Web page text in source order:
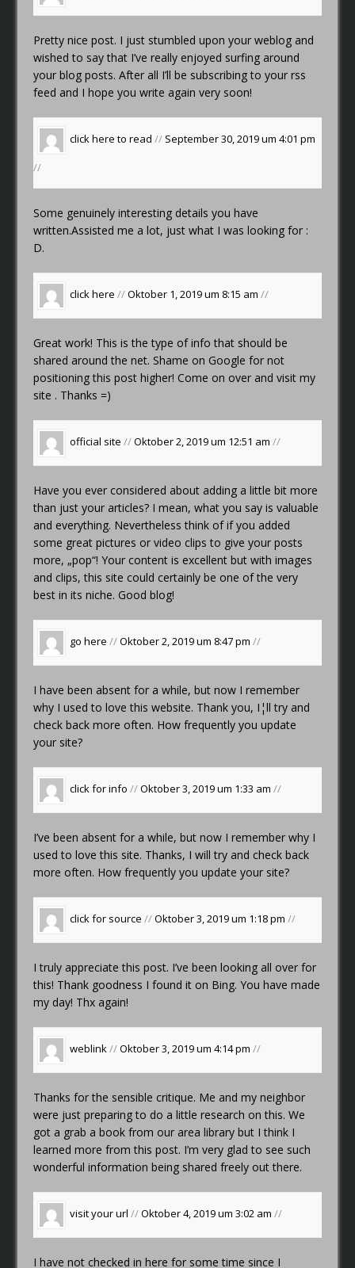
Pretty nice post. I just stumbled upon your weblog and
wished to say that I’ve really enjoyed surfing around
your blog posts. After all I’ll be subscribing to your rss
feed and I hope you write again very soon!
click here to read // September 30, 2019 um 4:01 pm
//
Some genuinely interesting details you have
written.Assisted me a lot, just what I was looking for :
D.
click here //Oktober 1, 2019 um 8:15 am//
Great work! This is the type of info that should be
shared around the net. Shame on Google for not
positioning this post higher! Come on over and visit my
site . Thanks =)
official site //Oktober 2, 2019 um 12:51 am//
Have you ever considered about adding a little bit more
than just your articles? I mean, what you say is valuable
and everything. Nevertheless think of if you added
some great pictures or video clips to give your posts
more, „pop“! Your content is excellent but with images
and clips, this site could certainly be one of the very
best in its niche. Good blog!
go here //Oktober 2, 2019 um 8:47 pm//
I have been absent for a while, but now I remember
why I used to love this website. Thank you, I¦ll try and
check back more often. How frequently you update
your site?
click for info //Oktober 3, 2019 um 1:33 am//
I’ve been absent for a while, but now I remember why I
used to love this site. Thanks, I will try and check back
more often. How frequently you update your site?
click for source //Oktober 3, 2019 um 1:18 pm//
I truly appreciate this post. I’ve been looking all over for
this! Thank goodness I found it on Bing. You have made
my day! Thx again!
weblink//Oktober 3, 2019 um 4:14 pm//
Thanks for the sensible critique. Me and my neighbor
were just preparing to do a little research on this. We
got a grab a book from our area library but I think I
learned more from this post. I’m very glad to see such
wonderful information being shared freely out there.
visit your url //Oktober 4, 2019 um 3:02 am//
I have not checked in here for some time since I